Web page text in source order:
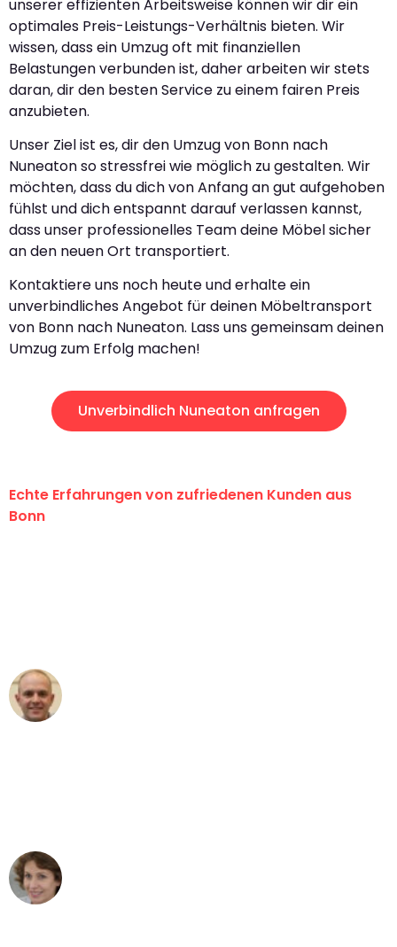
unserer effizienten Arbeitsweise können wir dir ein
optimales Preis-Leistungs-Verhältnis bieten. Wir
wissen, dass ein Umzug oft mit finanziellen
Belastungen verbunden ist, daher arbeiten wir stets
daran, dir den besten Service zu einem fairen Preis
anzubieten.
Unser Ziel ist es, dir den Umzug von Bonn nach
Nuneaton so stressfrei wie möglich zu gestalten. Wir
möchten, dass du dich von Anfang an gut aufgehoben
fühlst und dich entspannt darauf verlassen kannst,
dass unser professionelles Team deine Möbel sicher
an den neuen Ort transportiert.
Kontaktiere uns noch heute und erhalte ein
unverbindliches Angebot für deinen Möbeltransport
von Bonn nach Nuneaton. Lass uns gemeinsam deinen
Umzug zum Erfolg machen!
Unverbindlich Nuneaton anfragen
Echte Erfahrungen von zufriedenen Kunden aus
Bonn